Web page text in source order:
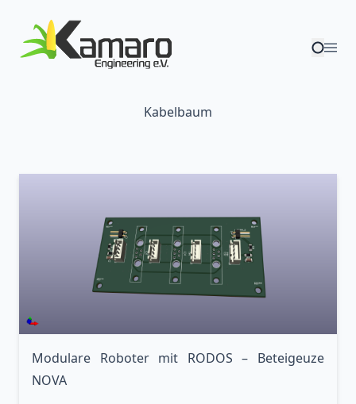
Kabelbaum
Modulare Roboter mit RODOS – Beteigeuze
NOVA